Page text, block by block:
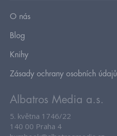
O nás
Blog
Knihy
Zásady ochrany osobních údajů
Albatros Media a.s.
5. května 1746/22
140 00 Praha 4